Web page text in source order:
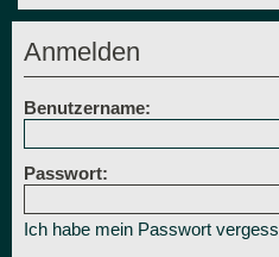
Anmelden
Benutzername:
Passwort:
Ich habe mein Passwort